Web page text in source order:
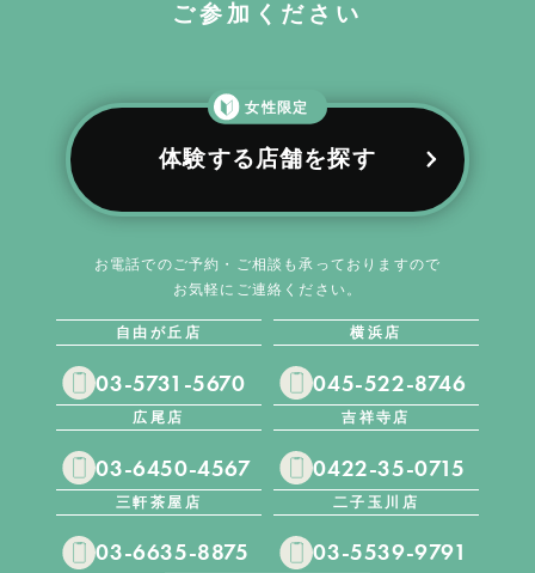
ご参加ください
女性限定
体験する店舗を探す
お電話でのご予約・ご相談も承っておりますので
お気軽にご連絡ください。
自由が丘店
03-5731-5670
横浜店
045-522-8746
広尾店
03-6450-4567
吉祥寺店
0422-35-0715
三軒茶屋店
03-6635-8875
二子玉川店
03-5539-9791